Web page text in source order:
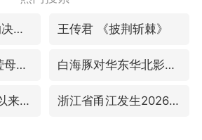
国足U17与阿森纳决赛取消 并列冠军 王传君 《披荆斩棘》
央视新主播李秋莹母校发文祝贺 白海豚对华东华北影响会大于巴威
香港刷新1884年以来最高气温纪录 浙江省甬江发生2026年第1号洪水